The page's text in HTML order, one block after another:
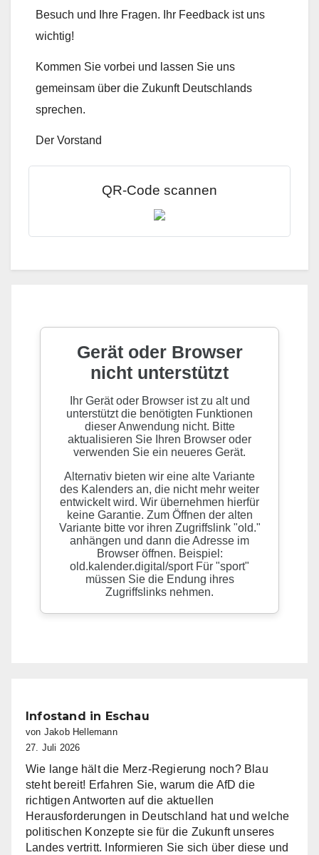
Besuch und Ihre Fragen. Ihr Feedback ist uns
wichtig!
Kommen Sie vorbei und lassen Sie uns
gemeinsam über die Zukunft Deutschlands
sprechen.
Der Vorstand
QR-Code scannen
Infostand in Eschau
von Jakob Hellemann
27. Juli 2026
Wie lange hält die Merz-Regierung noch? Blau
steht bereit! Erfahren Sie, warum die AfD die
richtigen Antworten auf die aktuellen
Herausforderungen in Deutschland hat und welche
politischen Konzepte sie für die Zukunft unseres
Landes vertritt. Informieren Sie sich über diese und